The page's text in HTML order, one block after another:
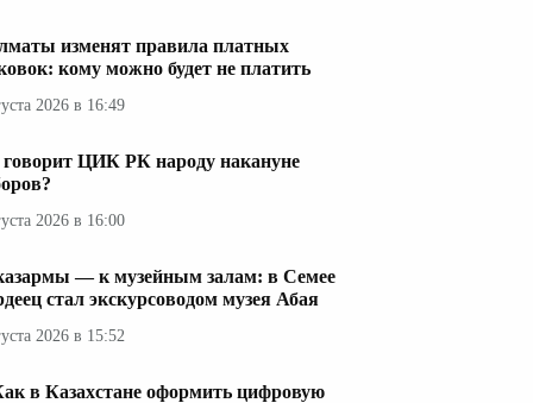
изменят правила платных
кому можно будет не платить
2026 в 16:49
ЦИК РК народу накануне
2026 в 16:00
— к музейным залам: в Семее
стал экскурсоводом музея Абая
2026 в 15:52
в Казахстане оформить цифровую